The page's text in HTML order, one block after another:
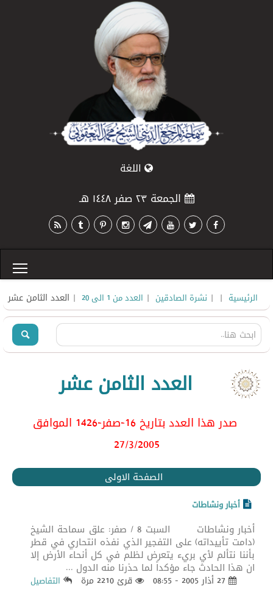
اللغة
الجمعة ٢٣ صفر ١٤٤٨ هـ
الرئيسية |
| نشرة الصادقين | العدد من 1 الى 20 | العدد الثامن عشر
العدد الثامن عشر
صدر هذا العدد بتاريخ 16-صفر-1426 الموافق
27/3/2005
الصفحة الاولى
أخبار ونشاطات
أخبار ونشاطات السبت 8 / صفر: علق سماحة الشيخ
(دامت تأييداته) على التفجير الذي نفذه انتحاري في قطر
بأننا نتألم لأي بريء يتعرض لظلم في كل أنحاء الأرض إلا
ان هذا الحادث جاء مؤكداً لما حذرنا منه الدول ...
قرئ 2210 مرة التفاصيل